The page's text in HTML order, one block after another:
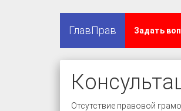
ГлавПрав Задать
Отсутствие правовой